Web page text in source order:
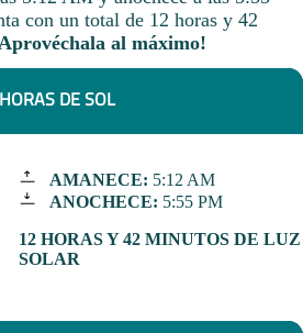
con un total de 12 horas y 42
al máximo!
HORAS DE SOL
AMANECE: 5:12 AM
ANOCHECE: 5:55 PM
12 HORAS Y 42 MINUTOS DE LUZ
SOLAR